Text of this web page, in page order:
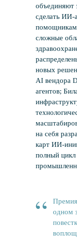
объединяют
сделать ИИ-
сложные
новых
AI вендора
агентов;
на себя
карт ИИ-
полный цикл
“
одном
Вам может
Новости